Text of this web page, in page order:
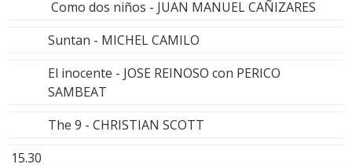
Como dos niños - JUAN MANUEL CAÑIZARES
Suntan - MICHEL CAMILO
El inocente - JOSE REINOSO con PERICO
SAMBEAT
The 9 - CHRISTIAN SCOTT
15.30